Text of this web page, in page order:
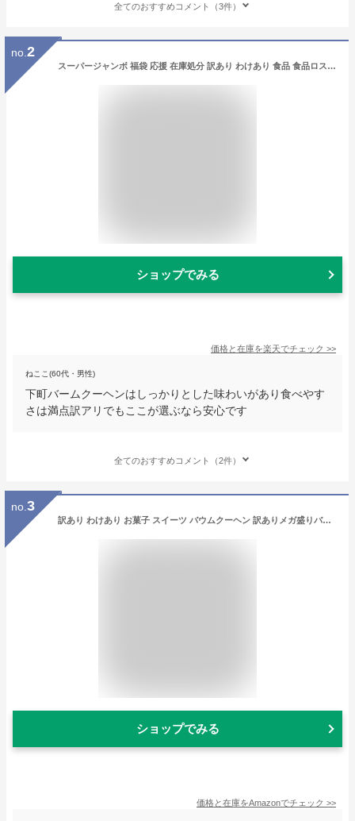
全てのおすすめコメント（3件）
no. 2
スーパージャンボ 福袋 応援 在庫処分 訳あり わけあり 食品 食品ロス お菓子 グルメ 福袋 福袋 スイーツ 福袋 送料無料
ショップでみる
価格と在庫を楽天でチェック >>
ねここ(60代・男性)
下町バームクーヘンはしっかりとした味わいがあり食べやす
さは満点訳アリでもここが選ぶなら安心です
全てのおすすめコメント（2件）
no. 3
訳あり わけあり お菓子 スイーツ バウムクーヘン 訳ありメガ盛りバームクーヘン 1kgの大容量バームクーヘン 工場長のおまかせ１ｋｇ メガ盛り バームクーヘン バウムクーヘン 訳アリ お試し スイーツ おやつ おかし
ショップでみる
価格と在庫をAmazonでチェック >>